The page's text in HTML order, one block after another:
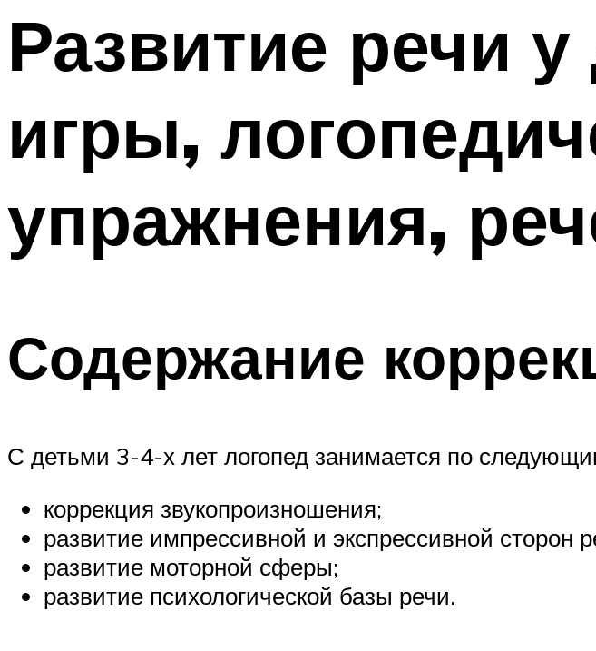
Развитие речи
игры,
упражнения,
Содержание
С детьми 3-4-х лет логопед занимается по
коррекция звукопроизношения;
развитие импрессивной и экспрессивной сторон
развитие моторной сферы;
развитие психологической базы речи.